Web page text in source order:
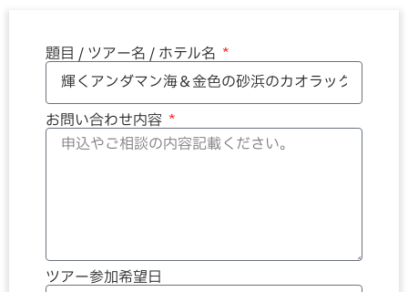
題目 / ツアー名 / ホテル名
お問い合わせ内容
ツアー参加希望日